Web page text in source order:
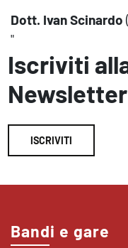
Dott. Ivan Scinardo
"
Iscriviti
Newsletter
ISCRIVITI
Bandi e gare